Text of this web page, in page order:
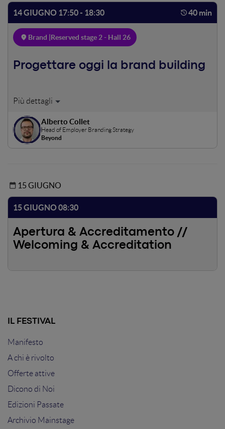
15 GIUGNO
15 GIUGNO 08:30
Apertura & Accreditamento //
Welcoming & Accreditation
14 GIUGNO 17:50 - 18:30 40 min
Brand | Reserved stage 2 - Hall 26
Progettare oggi la brand building
Quando un brand parla, deve tenere conto di diversi
Vedremo insieme come progettare un brand funzionale
per tutti gli obiettivi, anche molto diversi tra loro, che oggi
è chiamato a raggiungere.
Alberto Collet
Head of Employer Branding Strategy
Beyond
IL FESTIVAL
Manifesto
A chi è rivolto
Offerte attive
Dicono di Noi
Edizioni Passate
Archivio Mainstage